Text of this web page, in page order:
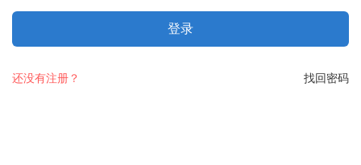
登录
找回密码
还没有注册？